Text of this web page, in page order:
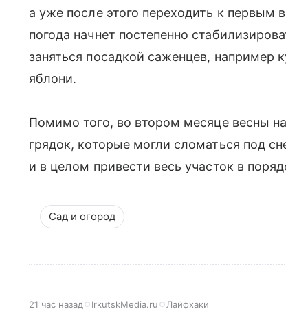
а уже после этого переходить к первым
погода начнет постепенно
заняться посадкой саженцев,
яблони.
Помимо того, во втором месяце весны
грядок, которые могли сломаться под
и в целом привести весь участок в
Сад и огород
21 час назад IrkutskMedia.ru Лайфхаки